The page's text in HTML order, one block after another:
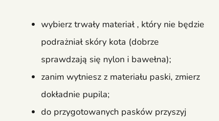
wybierz trwały materiał , który nie będzie
podrażniał skóry kota (dobrze
sprawdzają się nylon i bawełna);
zanim wytniesz z materiału paski, zmierz
dokładnie pupila;
do przygotowanych pasków przyszyj